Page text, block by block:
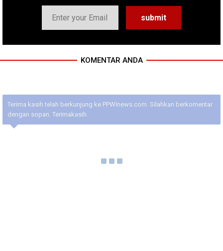
KOMENTAR ANDA
Terima kasih telah berkunjung ke PPWInews.com. Silahkan berkomentar
dengan sopan. Terimakasih.